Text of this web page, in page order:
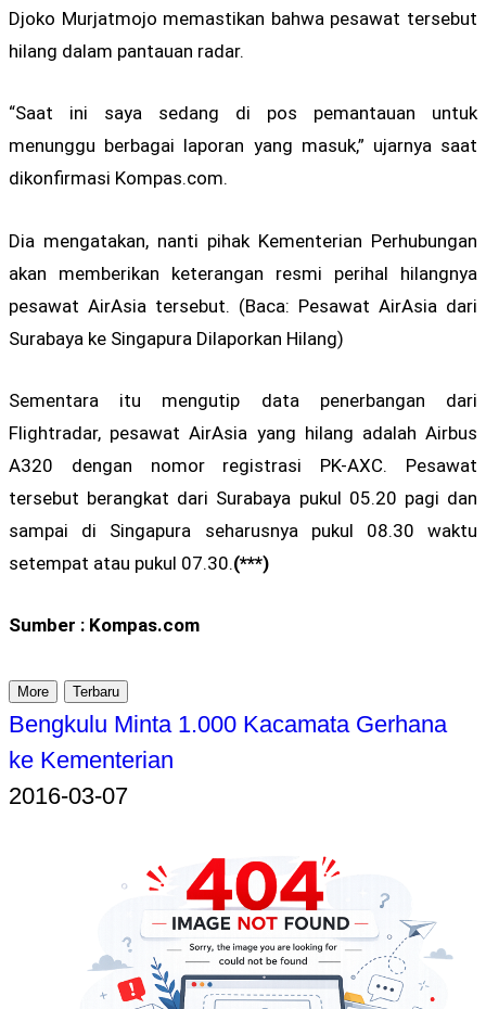
Djoko Murjatmojo memastikan bahwa pesawat tersebut
hilang dalam pantauan radar.
“Saat ini saya sedang di pos pemantauan untuk
menunggu berbagai laporan yang masuk,” ujarnya saat
dikonfirmasi Kompas.com.
Dia mengatakan, nanti pihak Kementerian Perhubungan
akan memberikan keterangan resmi perihal hilangnya
pesawat AirAsia tersebut. (Baca: Pesawat AirAsia dari
Surabaya ke Singapura Dilaporkan Hilang)
Sementara itu mengutip data penerbangan dari
Flightradar, pesawat AirAsia yang hilang adalah Airbus
A320 dengan nomor registrasi PK-AXC. Pesawat
tersebut berangkat dari Surabaya pukul 05.20 pagi dan
sampai di Singapura seharusnya pukul 08.30 waktu
setempat atau pukul 07.30.(***)
Sumber : Kompas.com
More Terbaru
Bengkulu Minta 1.000 Kacamata Gerhana
ke Kementerian
2016-03-07